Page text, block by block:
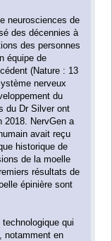
neurosciences de
des décennies à
des personnes
équipe de
(Nature : 13
nerveux
du
du Dr Silver ont
2018. NervGen a
avait reçu
historique de
de la moelle
résultats de
épinière sont
qui
notamment en